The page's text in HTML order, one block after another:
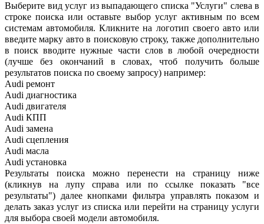
Выберите вид услуг из выпадающего списка "Услуги" слева в
строке поиска или оставьте выбор услуг активным по всем
системам автомобиля. Кликните на логотип своего авто или
введите марку авто в поисковую строку, также дополнительно
в поиск вводите нужные части слов в любой очередности
(лучше без окончаний в словах, чтоб получить больше
результатов поиска по своему запросу) например:
Audi ремонт
Audi диагностика
Audi двигателя
Audi КПП
Audi замена
Audi сцепления
Audi масла
Audi установка
Результаты поиска можно перенести на страницу ниже
(кликнув на лупу справа или по ссылке показать "все
результаты") далее кнопками фильтра управлять показом и
делать заказ услуг из списка или перейти на страницу услуги
для выбора своей модели автомобиля.